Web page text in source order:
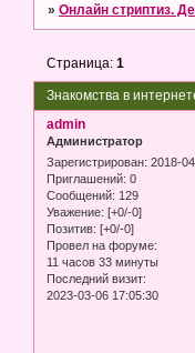
»Онлайн стриптиз.
Знакомства в
Страница:1
admin
Администратор
Зарегистрирован: 2018-
Приглашений: 0
Сообщений: 129
Уважение: [+0/-0]
Позитив: [+0/-0]
Провел на форуме:
11 часов 33 минуты
Последний визит:
2023-03-06 17:05:30